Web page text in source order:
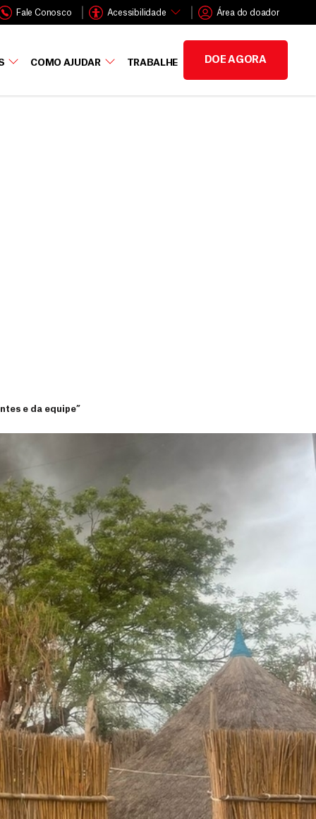
Fale Conosco Acessibilidade Área do doador
COMO AJUDAR TRABALHE DOE AGORA
e da equipe”